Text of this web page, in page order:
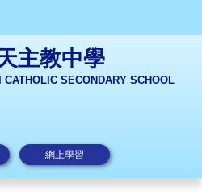
主教中學
CATHOLIC SECONDARY SCHOOL
網上學習